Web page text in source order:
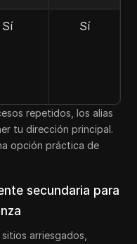
Sí Sí
repetidos, los alias
tu dirección principal.
opción práctica de
secundaria para
arriesgados,